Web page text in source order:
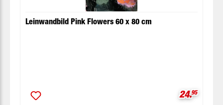
Leinwandbild Pink Flowers 60 x 80 cm
24.95